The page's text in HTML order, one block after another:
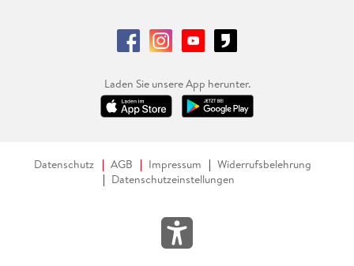
Laden Sie unsere App herunter.
Datenschutz AGB Impressum
Widerrufsbelehrung
Datenschutzeinstellungen